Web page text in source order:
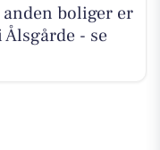
anden boliger er
- se